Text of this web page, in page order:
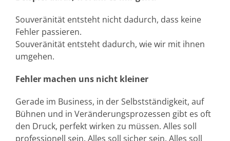
Souveränität entsteht nicht dadurch, dass keine
Fehler passieren.
Souveränität entsteht dadurch, wie wir mit ihnen
umgehen.
Fehler machen uns nicht kleiner
Gerade im Business, in der Selbstständigkeit, auf
Bühnen und in Veränderungsprozessen gibt es oft
den Druck, perfekt wirken zu müssen. Alles soll
professionell sein. Alles soll sicher sein. Alles soll